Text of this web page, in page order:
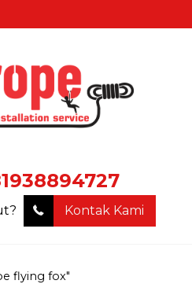
Kontak Kami
flying fox"